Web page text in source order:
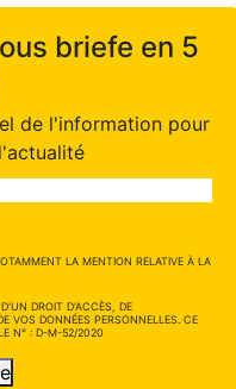
briefe en 5
de l'information pour
LA MENTION RELATIVE À LA
DROIT D'ACCÈS, DE
VOS DONNÉES PERSONNELLES. CE
N° : D-M-52/2020